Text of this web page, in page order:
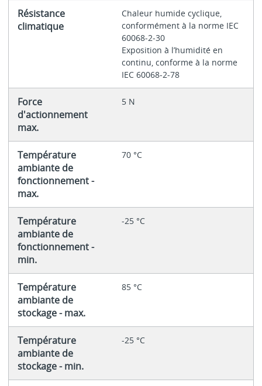
Résistance
climatique
Chaleur humide cyclique,
conformément à la norme IEC
60068-2-30
Exposition à l’humidité en
continu, conforme à la norme
IEC 60068-2-78
Force
d'actionnement
max.
5 N
Température
ambiante de
fonctionnement -
max.
70 °C
Température
ambiante de
fonctionnement -
min.
-25 °C
Température
ambiante de
stockage - max.
85 °C
Température
ambiante de
stockage - min.
-25 °C